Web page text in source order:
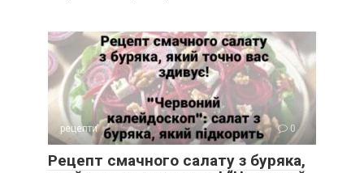
рецепти 0
Рецепт смачного салату з буряка,